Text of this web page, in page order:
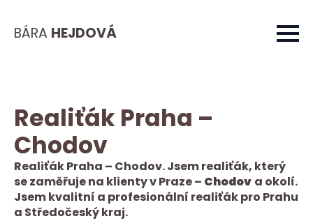
BÁRA HEJDOVÁ
Realiťák Praha –
Chodov
Realiťák Praha – Chodov. Jsem realiťák, který
se zaměřuje na klienty v Praze – Chodov a okolí.
Jsem kvalitní a profesionální realiťák pro Prahu
a Středočeský kraj.